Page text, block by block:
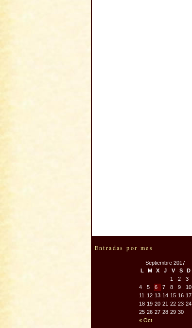
Entradas por mes
Septiembre 2017
L
M X J V S D
« Oct
1 2
3
4
5 6 7 8 9
10
11
12 13 14 15 16 17
18 19 20 21 22 23 24
25 26 27 28 29 30